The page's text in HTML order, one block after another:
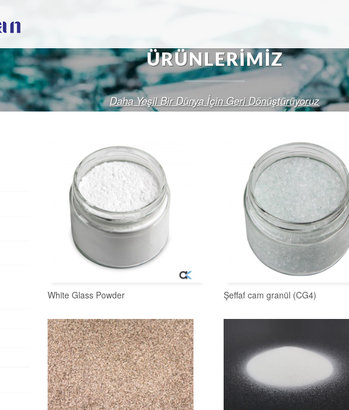
ÜRÜNLERIMIZ
Daha Yeşil Bir Dünya İçin Geri Dönüştürüyoruz
White Glass Powder Şeffaf cam granül (CG4)